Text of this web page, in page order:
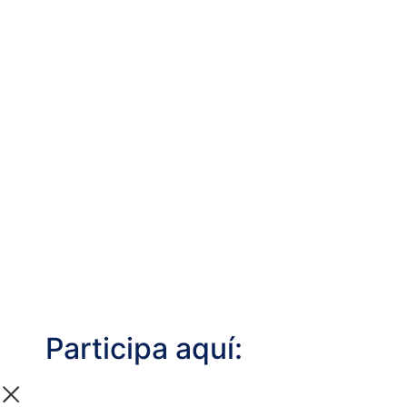
Participa aquí: